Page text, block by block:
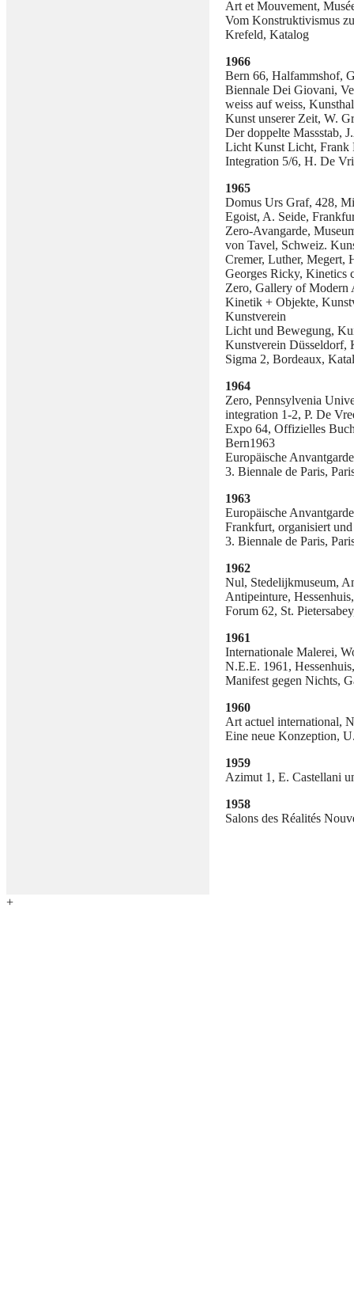
Art et Mouvement,
Vom Konstruktivismus
Krefeld, Katalog
1966
Bern 66, Halfammshof,
Biennale Dei Giovani,
weiss auf weiss,
Kunst unserer Zeit, W.
Der doppelte Massstab,
Licht Kunst Licht, Frank
Integration 5/6, H. De
1965
Domus Urs Graf, 428,
Egoist, A. Seide,
Zero-Avangarde,
von Tavel, Schweiz.
Cremer, Luther, Megert,
Georges Ricky, Kinetics
Zero, Gallery of Modern
Kinetik + Objekte,
Kunstverein
Licht und Bewegung,
Kunstverein Düsseldorf,
Sigma 2, Bordeaux,
1964
Zero, Pennsylvenia
integration 1-2, P. De
Expo 64, Offizielles
Bern1963
Europäische
3. Biennale de Paris,
1963
Europäische
Frankfurt, organisiert
3. Biennale de Paris,
1962
Nul, Stedelijkmuseum,
Antipeinture,
Forum 62, St.
1961
Internationale Malerei,
N.E.E. 1961,
Manifest gegen Nichts,
1960
Art actuel international,
Eine neue Konzeption,
1959
Azimut 1, E. Castellani
1958
Salons des Réalités
+